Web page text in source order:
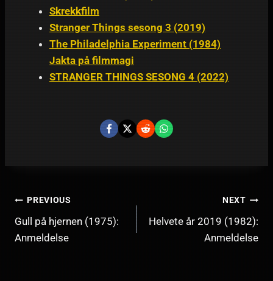
Skrekkfilm
Stranger Things sesong 3 (2019)
The Philadelphia Experiment (1984)
Jakta på filmmagi
STRANGER THINGS SESONG 4 (2022)
INNLEGGSNAVIGERING
PREVIOUS
Gull på hjernen (1975):
Anmeldelse
NEXT
Helvete år 2019 (1982):
Anmeldelse